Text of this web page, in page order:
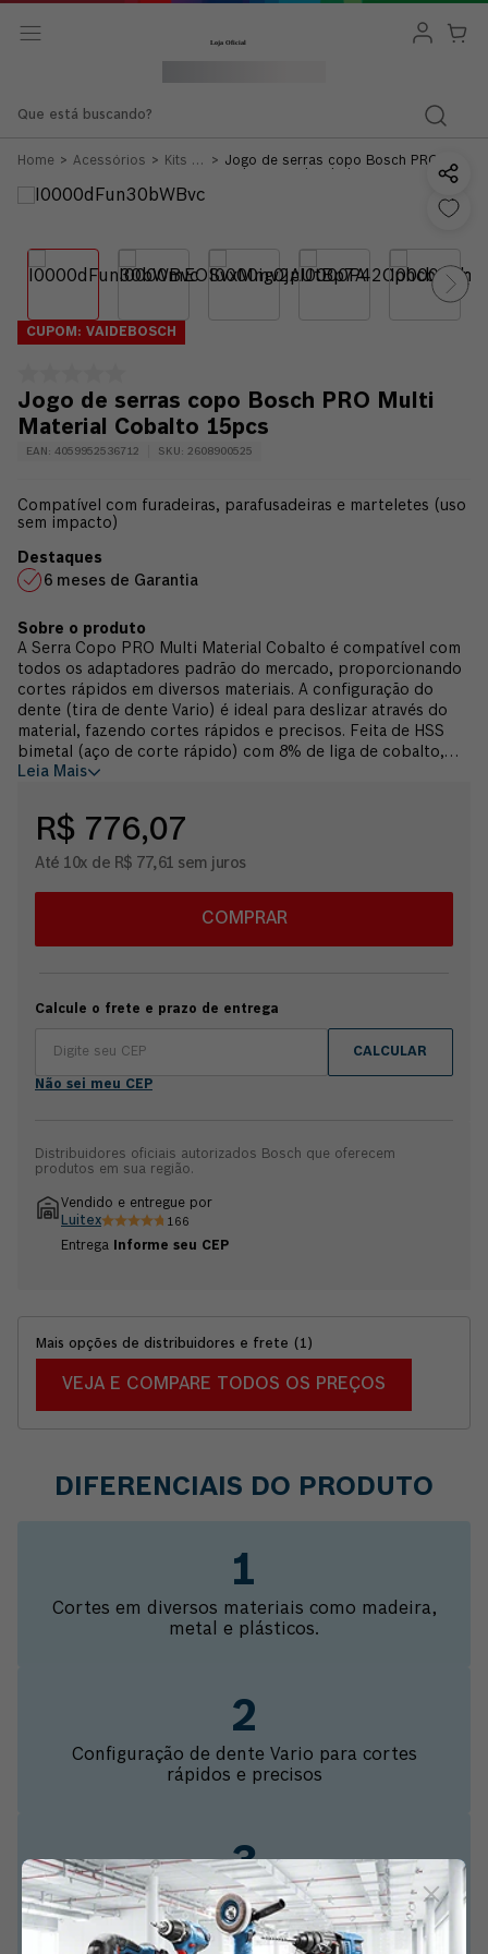
Acessórios
Kits e
Jogo de serras copo Bosch PRO
CUPOM: VAIDEBOSCH
Jogo de serras copo Bosch PRO Multi
Material Cobalto 15pcs
EAN : 4059952536712 SKU : 2608900525
Compatível com furadeiras, parafusadeiras e marteletes (uso
sem impacto)
6 meses de Garantia
A Serra Copo PRO Multi Material Cobalto é compatível com
todos os adaptadores padrão do mercado, proporcionando
cortes rápidos em diversos materiais. A configuração do
dente (tira de dente Vario) é ideal para deslizar através do
material, fazendo cortes rápidos e precisos. Feita de HSS
bimetal (aço de corte rápido) com 8% de liga de cobalto,
esta serra copo apresenta menor risco de quebra de dente e
Esta serra copo é ideal para cortar madeira, metal e
plásticos, sendo compatível com furadeiras, parafusadeiras e
marteletes (uso sem impacto). Possui 2x mais vida útil do
maleta plástica e acompanha 11 Serras Copo PRO Multi
Matéria Cobalto 19 / 22 / 25 / 29 / 35 / 38 / 44 / 51 / 57 / 64 /
mm e 1 chave de fenda 1 mm. Garantia de 6 meses Bosch.
Leia Mais
R$ 776,07
Até 10x de R$ 77,61 sem juros
COMPRAR
Calcule o frete e prazo de entrega
CALCULAR
Não sei meu CEP
Distribuidores oficiais autorizados Bosch que oferecem
produtos em sua região.
Vendido e entregue por
Luitex
166
Entrega Informe seu CEP
Mais opções de distribuidores e frete ( 1 )
VEJA E COMPARE TODOS OS PREÇOS
DIFERENCIAIS DO PRODUTO
Cortes em diversos materiais como madeira,
metal e plásticos.
Configuração de dente Vario para cortes
rápidos e precisos
Feita de HSS bimetal com 8% de liga de
cobalto